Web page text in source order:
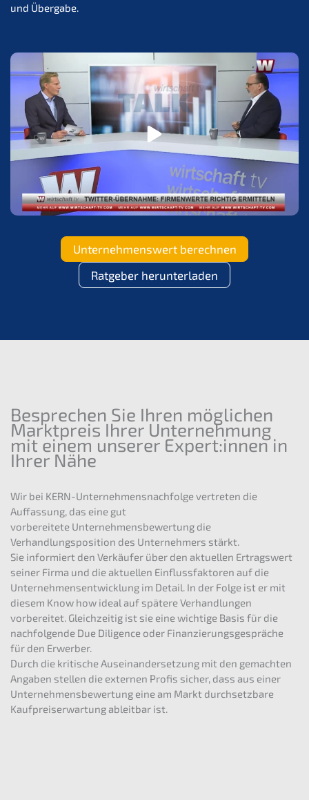
und Übergabe.
Unternehmenswert berechnen
Ratgeber herunterladen
Besprechen Sie Ihren möglichen
Marktpreis Ihrer Unternehmung
mit einem unserer Expert:innen in
Ihrer Nähe
Wir bei KERN-Unternehmensnachfolge vertreten die
Auffassung, das eine gut
vorbereitete Unternehmensbewertung die
Verhandlungsposition des Unternehmers stärkt.
Sie informiert den Verkäufer über den aktuellen Ertragswert
seiner Firma und die aktuellen Einflussfaktoren auf die
Unternehmensentwicklung im Detail. In der Folge ist er mit
diesem Know how ideal auf spätere Verhandlungen
vorbereitet. Gleichzeitig ist sie eine wichtige Basis für die
nachfolgende Due Diligence oder Finanzierungsgespräche
für den Erwerber.
Durch die kritische Auseinandersetzung mit den gemachten
Angaben stellen die externen Profis sicher, dass aus einer
Unternehmensbewertung eine am Markt durchsetzbare
Kaufpreiserwartung ableitbar ist.